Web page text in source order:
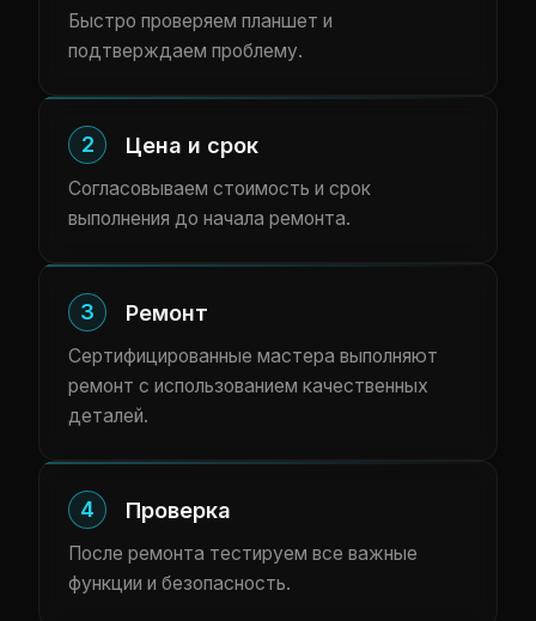
Быстро проверяем планшет и
подтверждаем проблему.
2 Цена и срок
Согласовываем стоимость и срок
выполнения до начала ремонта.
3 Ремонт
Сертифицированные мастера выполняют
ремонт с использованием качественных
деталей.
4 Проверка
После ремонта тестируем все важные
функции и безопасность.